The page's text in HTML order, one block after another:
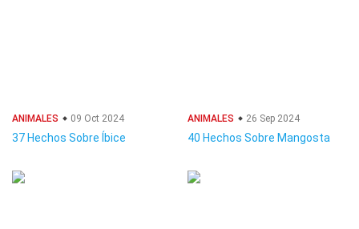
ANIMALES 09 Oct 2024
37 Hechos Sobre Íbice
ANIMALES 26 Sep 2024
40 Hechos Sobre Mangosta